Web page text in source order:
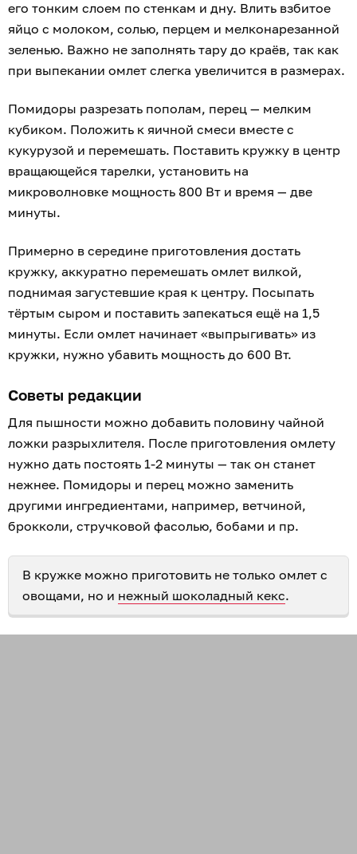
его тонким слоем по стенкам и дну. Влить взбитое
яйцо с молоком, солью, перцем и мелконарезанной
зеленью. Важно не заполнять тару до краёв, так как
при выпекании омлет слегка увеличится в размерах.
Помидоры разрезать пополам, перец — мелким
кубиком. Положить к яичной смеси вместе с
кукурузой и перемешать. Поставить кружку в центр
вращающейся тарелки, установить на
микроволновке мощность 800 Вт и время — две
минуты.
Примерно в середине приготовления достать
кружку, аккуратно перемешать омлет вилкой,
поднимая загустевшие края к центру. Посыпать
тёртым сыром и поставить запекаться ещё на 1,5
минуты. Если омлет начинает «выпрыгивать» из
кружки, нужно убавить мощность до 600 Вт.
Советы редакции
Для пышности можно добавить половину чайной
ложки разрыхлителя. После приготовления омлету
нужно дать постоять 1-2 минуты — так он станет
нежнее. Помидоры и перец можно заменить
другими ингредиентами, например, ветчиной,
брокколи, стручковой фасолью, бобами и пр.
В кружке можно приготовить не только омлет с
овощами, но и нежный шоколадный кекс.